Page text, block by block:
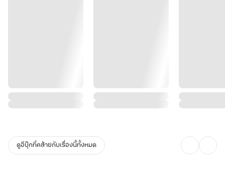
ดูอีบุ๊กที่คล้ายกับเรื่องนี้ทั้งหมด